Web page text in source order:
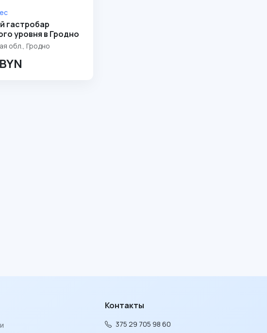
гастробар
уровня в Гродно
обл., Гродно
Контакты
375 29 705 98 60